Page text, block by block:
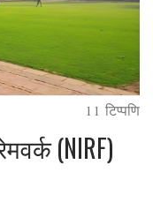
11 टिप्पणि
(NIRF)